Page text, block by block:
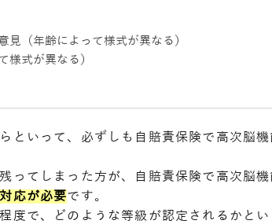
見（年齢によって様式が異なる）
様式が異なる）
といって、必ずしも自賠責保険で高次脳
ってしまった方が、自賠責保険で高次脳
応が必要です。
度で、どのような等級が認定されるかと